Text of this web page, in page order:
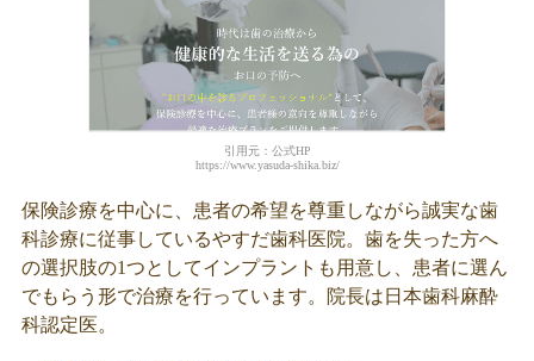
引用元：公式HP
https://www.yasuda-shika.biz/
保険診療を中心に、患者の希望を尊重しながら誠実な歯
科診療に従事しているやすだ歯科医院。歯を失った方へ
の選択肢の1つとしてインプラントも用意し、患者に選ん
でもらう形で治療を行っています。院長は日本歯科麻酔
科認定医。